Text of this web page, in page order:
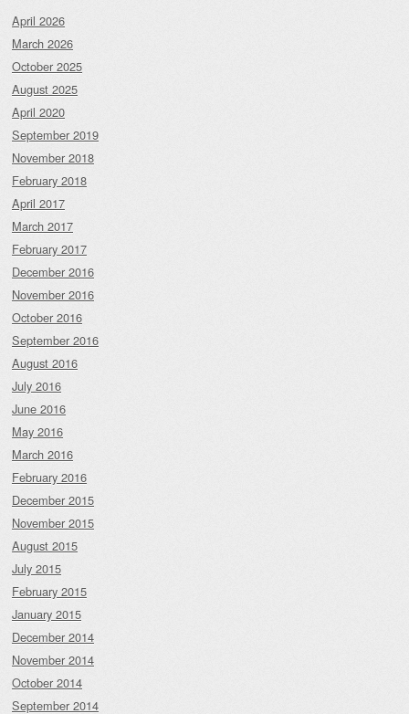
April 2026
March 2026
October 2025
August 2025
April 2020
September 2019
November 2018
February 2018
April 2017
March 2017
February 2017
December 2016
November 2016
October 2016
September 2016
August 2016
July 2016
June 2016
May 2016
March 2016
February 2016
December 2015
November 2015
August 2015
July 2015
February 2015
January 2015
December 2014
November 2014
October 2014
September 2014